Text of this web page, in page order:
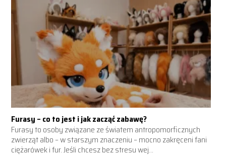
Furasy – co to jest i jak zacząć zabawę?
Furasy to osoby związane ze światem antropomorficznych
zwierząt albo – w starszym znaczeniu – mocno zakręceni fani
ciężarówek i fur. Jeśli chcesz bez stresu wej...